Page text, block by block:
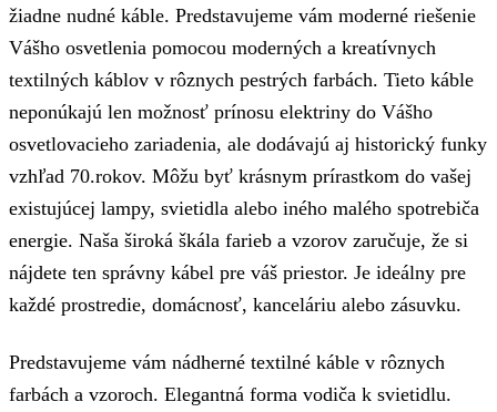
žiadne nudné káble. Predstavujeme vám moderné riešenie
Vášho osvetlenia pomocou moderných a kreatívnych
textilných káblov v rôznych pestrých farbách. Tieto káble
neponúkajú len možnosť prínosu elektriny do Vášho
osvetlovacieho zariadenia, ale dodávajú aj historický funky
vzhľad 70.rokov. Môžu byť krásnym prírastkom do vašej
existujúcej lampy, svietidla alebo iného malého spotrebiča
energie. Naša široká škála farieb a vzorov zaručuje, že si
nájdete ten správny kábel pre váš priestor. Je ideálny pre
každé prostredie, domácnosť, kanceláriu alebo zásuvku.
Predstavujeme vám nádherné textilné káble v rôznych
farbách a vzoroch. Elegantná forma vodiča k svietidlu.